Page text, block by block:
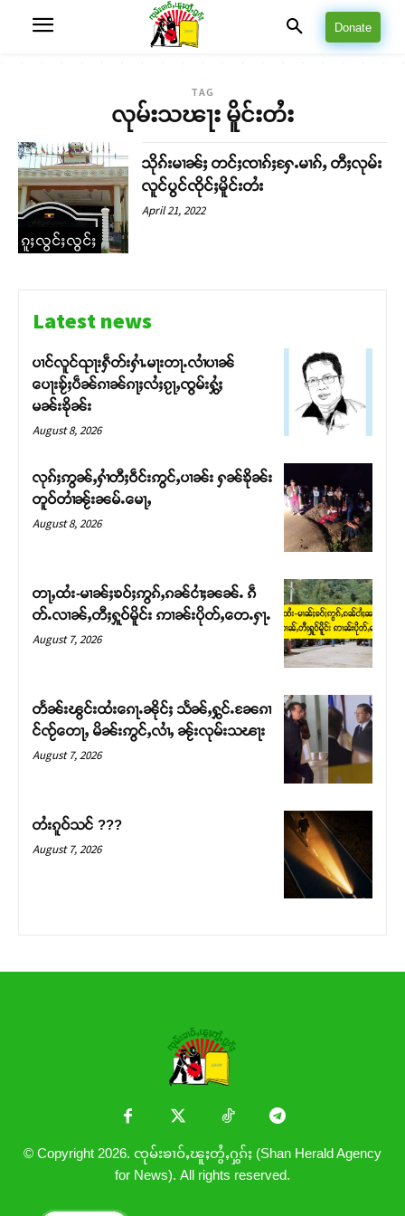
တႃႇႁႂ်ႈသဵင်ၵၢင်ၸႂ်ၵူၼ်းမိူင်း ၵူႈတီႈၵူႈလႅၼ်ပေႃးတေၸွ
တ်ႇ တူဝ်ႈလုမ်ႈၾႃႉၼၼ်ႉ ၶဝ်ႈႁူမ်ႈၵမ်ႉထႅမ် ၸုမ်းၶၢ
ဝ်ႇၽူႈတွႆႇႁွၵ်ႈ လႆႈယူႇၶႃႈဢေႃႈ။
Donate
TAG
လုမ်းသၽႃး မိူင်းတႆး
ၵူႈလွင်ႈလွင်ႈ
သိုၵ်းမၢၼ်ႈ တင်ႈၸၢၵ်ႈႁႄႉမၢၵ်ႇ တီႈလုမ်း
လူင်ပွင်ၸိုင်ႈမိူင်းတႆး
April 21, 2022
Latest news
ပၢင်လူင်ၺႃးႁဵတ်းႁၢႆႉမႃးတႃႉလၢႆပၢၼ် ​​
ပေႃးၶႂ်ႈပဵၼ်ၵၢၼ်ၵႃႈလႆႈၵႂႃႇၸွမ်းႁွႆႈ
မၼ်းၶိုၼ်း
August 8, 2026
လုၵ်ႈဢွၼ်ႇႁၢႆတီႈဝဵင်းဢွင်ႇပၢၼ်း ႁၼ်ၶိုၼ်း
တူဝ်တၢႆၼႂ်းၼမ်ႉမေႃႇ
August 8, 2026
တႃႇထႆး-မၢၼ်ႈၶဝ်ႈဢွၵ်ႇၵၼ်ငၢႆႈၼၼ်ႉ ၵဵ
တ်ႉလၢၼ်ႇတီႈႁူဝ်မိူင်း ဢၢၼ်းပိုတ်ႇတေႉႁႃႉ
August 7, 2026
တႅၼ်းၽွင်းထႆးၵေႃႉၼိုင်ႈ သႅၼ်ႇႁွင်ႉၼႄၵၢ
င်ၸႂ်တေႃႇ မိၼ်းဢွင်ႇလၢႆႇ ၼႂ်းလုမ်းသၽႃး
August 7, 2026
တႆးၵူဝ်သင် ???
August 7, 2026
© Copyright 2026. ၸုမ်းၶၢဝ်ႇၽူႈတွႆႇႁွၵ်ႈ (Shan Herald Agency
for News). All rights reserved.